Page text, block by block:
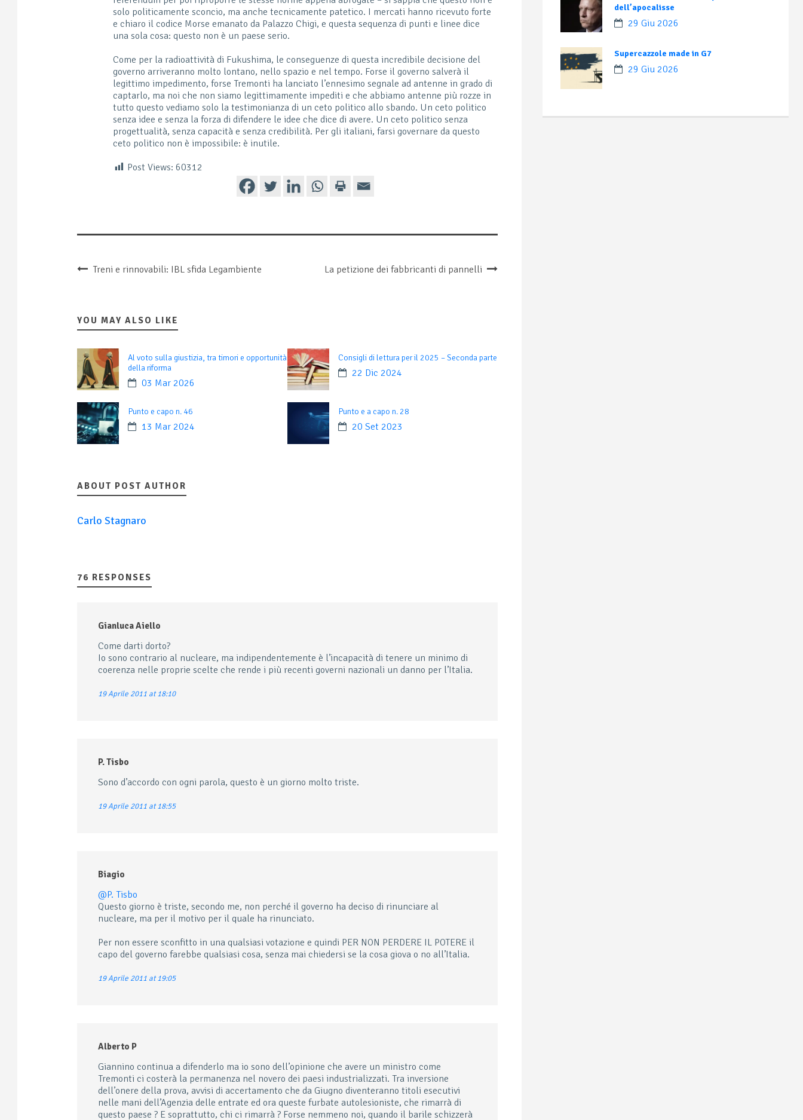
solo politicamente sconcio, ma anche tecnicamente patetico. I mercati hanno ricevuto forte
e chiaro il codice Morse emanato da Palazzo Chigi, e questa sequenza di punti e linee dice
una sola cosa: questo non è un paese serio.
Come per la radioattività di Fukushima, le conseguenze di questa incredibile decisione del
governo arriveranno molto lontano, nello spazio e nel tempo. Forse il governo salverà il
legittimo impedimento, forse Tremonti ha lanciato l’ennesimo segnale ad antenne in grado di
captarlo, ma noi che non siamo legittimamente impediti e che abbiamo antenne più rozze in
tutto questo vediamo solo la testimonianza di un ceto politico allo sbando. Un ceto politico
senza idee e senza la forza di difendere le idee che dice di avere. Un ceto politico senza
progettualità, senza capacità e senza credibilità. Per gli italiani, farsi governare da questo
ceto politico non è impossibile: è inutile.
Post Views: 60312
Treni e rinnovabili: IBL sfida Legambiente La petizione dei fabbricanti di pannelli
YOU MAY ALSO LIKE
Al voto sulla giustizia, tra timori e opportunità
della riforma
03 Mar 2026
Consigli di lettura per il 2025 – Seconda parte
22 Dic 2024
Punto e capo n. 46
13 Mar 2024
Punto e a capo n. 28
20 Set 2023
ABOUT POST AUTHOR
Carlo Stagnaro
76 RESPONSES
Gianluca Aiello
Come darti dorto?
Io sono contrario al nucleare, ma indipendentemente è l’incapacità di tenere un minimo di
coerenza nelle proprie scelte che rende i più recenti governi nazionali un danno per l’Italia.
19 Aprile 2011 at 18:10
P. Tisbo
Sono d’accordo con ogni parola, questo è un giorno molto triste.
19 Aprile 2011 at 18:55
Biagio
@P. Tisbo
Questo giorno è triste, secondo me, non perché il governo ha deciso di rinunciare al
nucleare, ma per il motivo per il quale ha rinunciato.
Per non essere sconfitto in una qualsiasi votazione e quindi PER NON PERDERE IL POTERE il
capo del governo farebbe qualsiasi cosa, senza mai chiedersi se la cosa giova o no all’Italia.
19 Aprile 2011 at 19:05
Alberto P
Giannino continua a difenderlo ma io sono dell’opinione che avere un ministro come
Tremonti ci costerà la permanenza nel novero dei paesi industrializzati. Tra inversione
dell’onere della prova, avvisi di accertamento che da Giugno diventeranno titoli esecutivi
nelle mani dell’Agenzia delle entrate ed ora queste furbate autolesioniste, che rimarrà di
questo paese ? E soprattutto, chi ci rimarrà ? Forse nemmeno noi, quando il barile schizzerà
dell’apocalisse
29 Giu 2026
Supercazzole made in G7
29 Giu 2026